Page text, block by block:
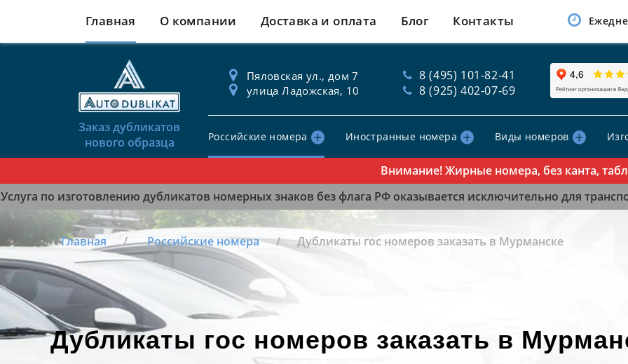
Главная О компании Доставка и оплата Блог Контакты
Заказ дубликатов
нового образца
Пяловская ул., дом 7
улица Ладожская, 10
8 (495) 101-82-41
8 (925) 402-07-69
Российские номера Иностранные номера Виды номеров
Внимание! Жирные номера, без канта,
Услуга по изготовлению дубликатов номерных знаков без флага РФ оказывается исключительно для
Главная Российские номера Дубликаты гос номеров заказать в Мурманске
Дубликаты гос номеров заказать в